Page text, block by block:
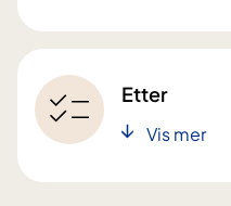
Etter
Vis mer